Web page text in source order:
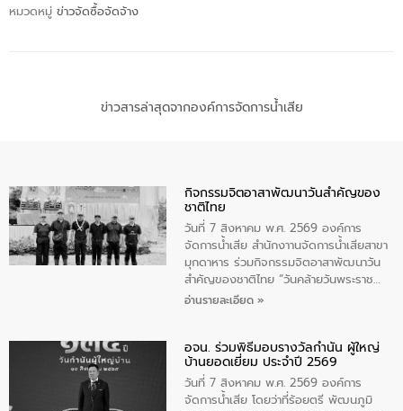
หมวดหมู่ ข่าวจัดซื้อจัดจ้าง
ข่าวสารล่าสุดจากองค์การจัดการน้ำเสีย
กิจกรรมจิตอาสาพัฒนาวันสําคัญของ
ชาติไทย
วันที่ 7 สิงหาคม พ.ศ. 2569 องค์การ
จัดการน้ำเสีย สำนักงาานจัดการน้ำเสียสาขา
มุกดาหาร ร่วมกิจกรรมจิตอาสาพัฒนาวัน
สําคัญของชาติไทย “วันคล้ายวันพระราช
สมภพ สมเด็จพระนางเจ้าสิริกิติ์พระบรม
ทิพย์คำ รองผู้ว่าราชการจังหวัดมุกดาหาร
เป็นประธานในพิธี ณ เรือนจําชั่วคราวนาโสก
ตําบลนาโสก อําเภอเมืองมุกดาหาร จังหวัด
มุกดาหาร โดยในกิจกรรมได้ร่วมปลูกป่า และ
อ่านรายละเอียด »
อจน. ร่วมพิธีมอบรางวัลกำนัน ผู้ใหญ่
บ้านยอดเยี่ยม ประจำปี 2569
วันที่ 7 สิงหาคม พ.ศ. 2569 องค์การ
จัดการน้ำเสีย โดยว่าที่ร้อยตรี พัฒนภูมิ